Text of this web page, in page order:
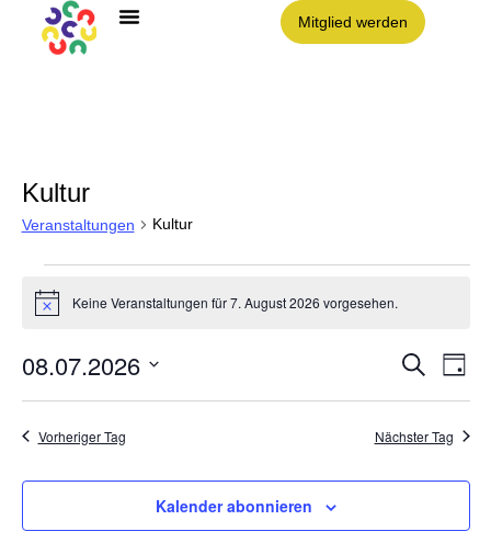
Mitglied werden
Kultur
Veranstaltungen Kultur
HinweisKeine Veranstaltungen für 7. August 2026 vorgesehen.
Suche
Tag
08.07.2026
Vorheriger Tag Nächster Tag
Kalender abonnieren